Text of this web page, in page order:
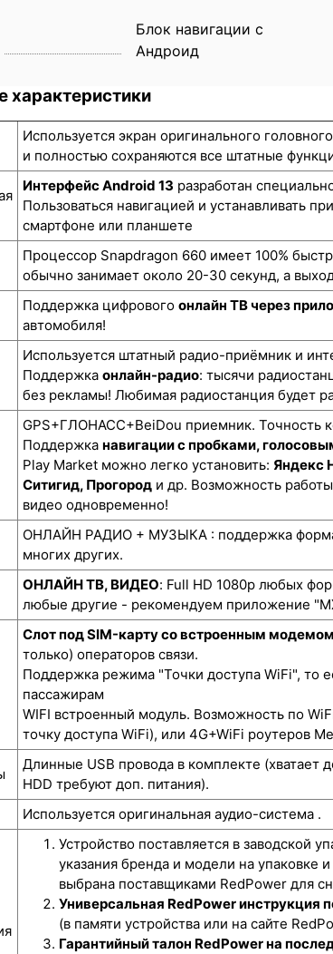
Блок навигации с
Андроид
характеристики
Используется экран оригинального
и полностью сохраняются все штатные
Интерфейс Android 13 разработан
Пользоваться навигацией и устанавливать
смартфоне или планшете
Процессор Snapdragon 660 имеет 100%
обычно занимает около 20-30 секунд, а
Поддержка цифрового онлайн ТВ через
автомобиля!
Используется штатный радио-приёмник и
Поддержка онлайн-радио: тысячи
без рекламы! Любимая радиостанция будет
GPS+ГЛОНАСС+BeiDou приемник. Точность
Поддержка навигации с пробками,
Play Market можно легко установить: Яндекс
Ситигид, Прогород и др. Возможность
видео одновременно!
ОНЛАЙН РАДИО + МУЗЫКА : поддержка
многих других.
ОНЛАЙН ТВ, ВИДЕО: Full HD 1080p любых
любые другие - рекомендуем приложение
Слот под SIM-карту со встроенным
только) операторов связи.
Поддержка режима "Точки доступа WiFi", то
пассажирам
WIFI встроенный модуль. Возможность по
точку доступа WiFi), или 4G+WiFi роутеров
Длинные USB провода в комплекте (хватает
HDD требуют доп. питания).
Используется оригинальная аудио-система .
Устройство поставляется в заводской
указания бренда и модели на упаковке
выбрана поставщиками RedPower для
Универсальная RedPower инструкция
(в памяти устройства или на сайте
Гарантийный талон RedPower на